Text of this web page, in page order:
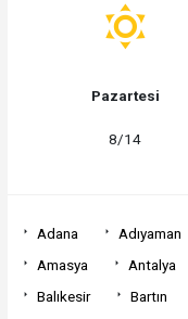
Pazartesi
8/14
Adana Adıyaman
Amasya
Antalya
Balıkesir
Bartın